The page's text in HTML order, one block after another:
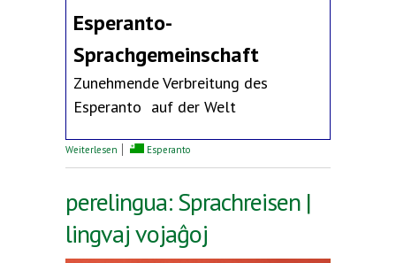
Esperanto-
Sprachgemeinschaft
Zunehmende Verbreitung des
Esperanto auf der Welt
Weiterlesen über Erklärung des Deutschen Esperanto-Bundes
Esperanto
perelingua: Sprachreisen |
lingvaj vojaĝoj